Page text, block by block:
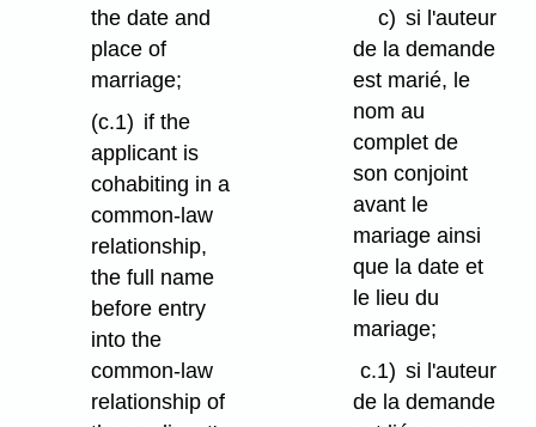
the date and
place of
marriage;
(c.1) if the
applicant is
cohabiting in a
common-law
relationship,
the full name
before entry
into the
common-law
relationship of
c) si l'auteur
de la demande
est marié, le
nom au
complet de
son conjoint
avant le
mariage ainsi
que la date et
le lieu du
mariage;
c.1) si l'auteur
de la demande